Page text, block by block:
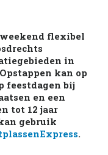
flexibel
in
kan op
feestdagen bij
en een
tot 12 jaar
gebruik
.